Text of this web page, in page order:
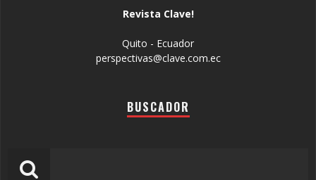
Revista Clave!
Quito - Ecuador
perspectivas@clave.com.ec
BUSCADOR